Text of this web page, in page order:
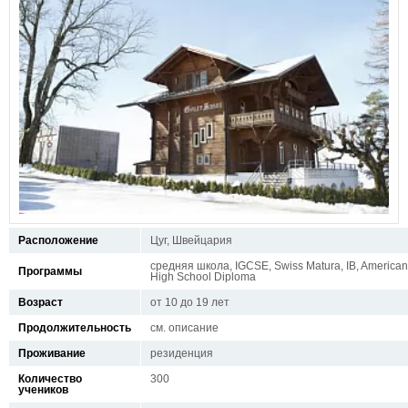
Расположение Цуг, Швейцария
Программы
средняя школа, IGCSE, Swiss Matura, IB, American
High School Diploma
Возраст
от 10 до 19 лет
Продолжительность
см. описание
Проживание
резиденция
Количество
учеников
300